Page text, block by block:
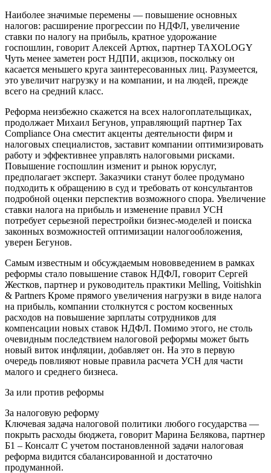
Наиболее значимые перемены — повышение основных
налогов: расширение прогрессии по НДФЛ, увеличение
ставки по налогу на прибыль, кратное удорожание
госпошлин, говорит Алексей Артюх, партнер TAXOLOGY
Чуть менее заметен рост НДПИ, акцизов, поскольку он
касается меньшего круга заинтересованных лиц. Разумеется,
это увеличит нагрузку и на компании, и на людей, прежде
всего на средний класс.
Реформа неизбежно скажется на всех налогоплательщиках,
продолжает Михаил Бегунов, управляющий партнер Tax
Compliance Она сместит акценты деятельности фирм и
налоговых специалистов, заставит компании оптимизировать
работу и эффективнее управлять налоговыми рисками.
Повышение госпошлин изменит и рынок юруслуг,
предполагает эксперт. Заказчики станут более продумано
подходить к обращению в суд и требовать от консультантов
подробной оценки перспектив возможного спора. Увеличение
ставки налога на прибыль и изменение правил УСН
потребует серьезной перестройки бизнес-моделей и поиска
законных возможностей оптимизации налогообложения,
уверен Бегунов.
Самым известным и обсуждаемым нововведением в рамках
реформы стало повышение ставок НДФЛ, говорит Сергей
Жестков, партнер и руководитель практики Melling, Voitishkin
& Partners Кроме прямого увеличения нагрузки в виде налога
на прибыль, компании столкнутся с ростом косвенных
расходов на повышение зарплаты сотрудников для
компенсации новых ставок НДФЛ. Помимо этого, не столь
очевидным последствием налоговой реформы может быть
новый виток инфляции, добавляет он. На это в первую
очередь повлияют новые правила расчета УСН для части
малого и среднего бизнеса.
За или против реформы
За налоговую реформу
Ключевая задача налоговой политики любого государства —
покрыть расходы бюджета, говорит Марина Белякова, партнер
Б1 – Консалт С учетом постановленной задачи налоговая
реформа видится сбалансированной и достаточно
продуманной.